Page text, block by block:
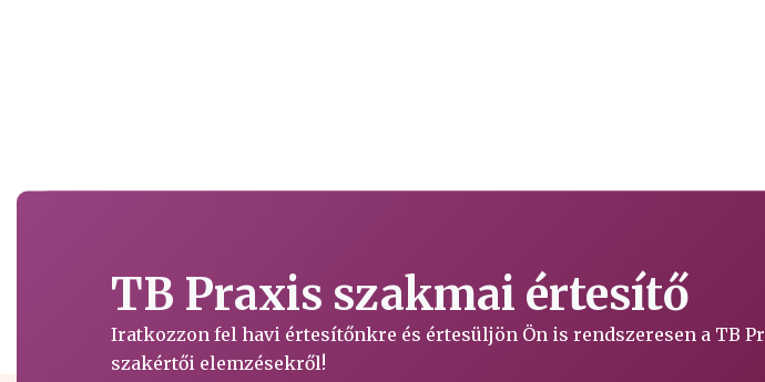
TB Praxis szakmai értesítő
Iratkozzon fel havi értesítőnkre és értesüljön Ön is rendszeresen a TB
szakértői elemzésekről!